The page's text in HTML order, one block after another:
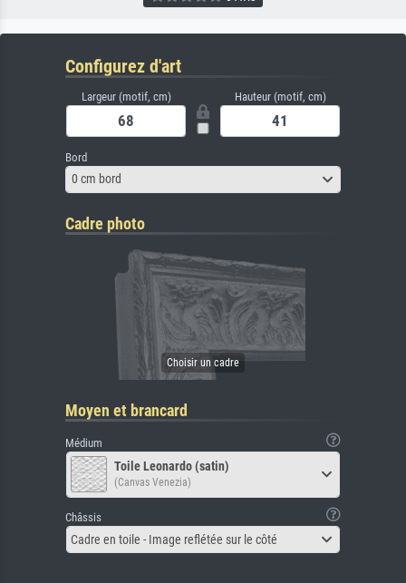
Configurez d'art
Largeur (motif, cm) Hauteur (motif, cm)
Bord
0 cm bord
Cadre photo
Moyen et brancard
Médium
Toile Leonardo (satin)
(Canvas Venezia)
Châssis
Cadre en toile - Image reflétée sur le côté